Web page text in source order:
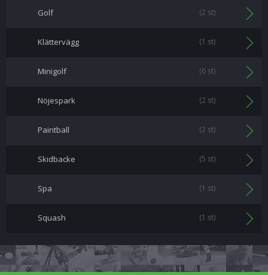
Golf (2 st)
Klättervägg (1 st)
Minigolf (6 st)
Nöjespark (2 st)
Paintball (2 st)
Skidbacke (5 st)
Spa (1 st)
Squash (1 st)